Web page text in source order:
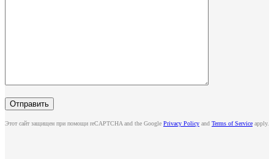
Этот сайт защищен при помощи reCAPTCHA and the Google Privacy Policy and Terms of Service apply.